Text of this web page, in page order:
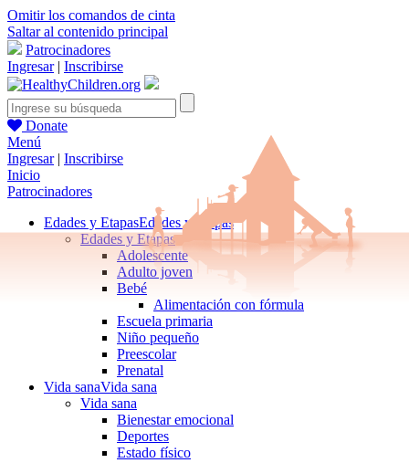
Omitir los comandos de cinta
Saltar al contenido principal
Patrocinadores
Ingresar| Inscribirse
Donate
Menú
Ingresar| Inscribirse
Inicio
Patrocinadores
Edades y EtapasEdades y Etapas
Edades y Etapas
Adolescente
Adulto joven
Bebé
Alimentación con fórmula
Escuela primaria
Niño pequeño
Preescolar
Prenatal
Vida sanaVida sana
Vida sana
Bienestar emocional
Deportes
Estado físico